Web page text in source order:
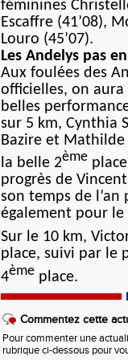
féminines
Escaffre (41’08),
Louro (45’07).
Les Andelys pas
Aux foulées des
officielles, on
belles
sur 5 km, Cynthia
Bazire et
la belle 2ème
progrès de
son temps de l’an
également pour le
Sur le 10 km,
place, suivi par le
4ème place.
Commentez cette
Pour commenter une
rubrique ci-dessous pour